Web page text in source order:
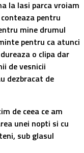
la Iasi parca vroiam
pentru
mine drumul
pentru ca atunci
o clipa dar
de vesnicii
dezbracat de
de ceea ce am
unei nopti si cu
sub glasul